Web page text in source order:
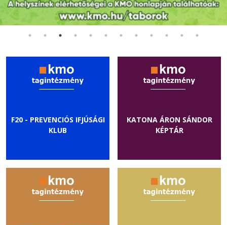
F20 - PREVENCIÓS IFJÚSÁGI
KLUB
KATONA ÁRON SÁNDOR
KÉPTÁR